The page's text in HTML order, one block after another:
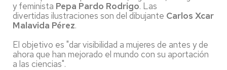
y feminista Pepa Pardo Rodrigo. Las
divertidas ilustraciones son del dibujante Carlos Xcar
Malavida Pérez.
El objetivo es "dar visibilidad a mujeres de antes y de
ahora que han mejorado el mundo con su aportación
a las ciencias".